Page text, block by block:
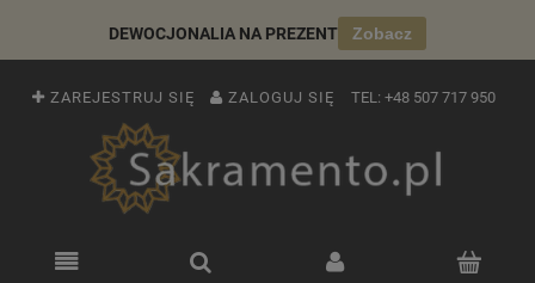
DEWOCJONALIA NA PREZENT Zobacz
ZAREJESTRUJ SIĘ ZALOGUJ SIĘ TEL: +48 507 717 950